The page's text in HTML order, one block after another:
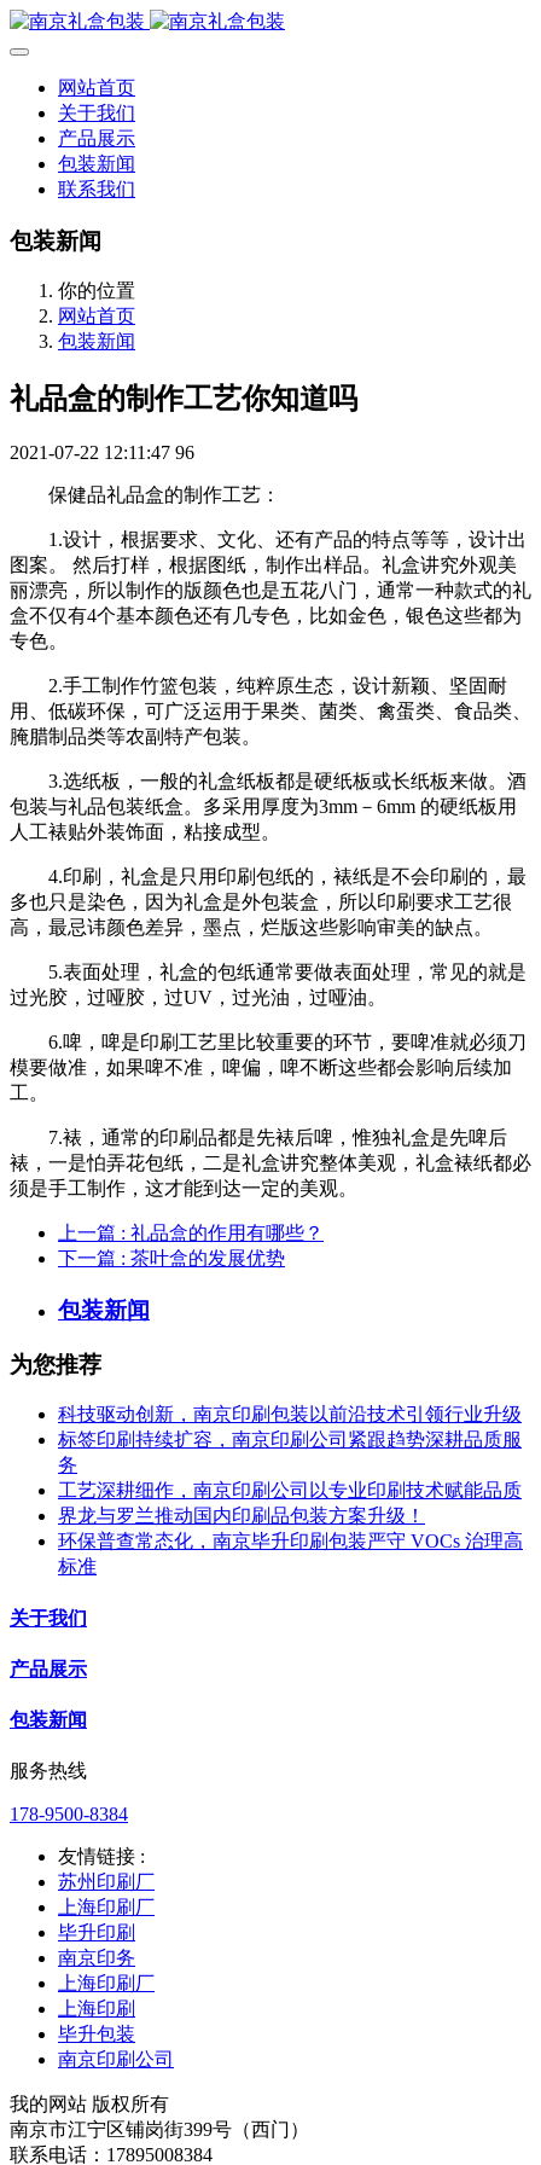
网站首页
关于我们
产品展示
包装新闻
联系我们
包装新闻
你的位置
网站首页
包装新闻
礼品盒的制作工艺你知道吗
2021-07-22 12:11:47 96
保健品礼品盒的制作工艺：
1.设计，根据要求、文化、还有产品的特点等等，设计出
图案。 然后打样，根据图纸，制作出样品。礼盒讲究外观美
丽漂亮，所以制作的版颜色也是五花八门，通常一种款式的礼
盒不仅有4个基本颜色还有几专色，比如金色，银色这些都为
专色。
2.手工制作竹篮包装，纯粹原生态，设计新颖、坚固耐
用、低碳环保，可广泛运用于果类、菌类、禽蛋类、食品类、
腌腊制品类等农副特产包装。
3.选纸板，一般的礼盒纸板都是硬纸板或长纸板来做。酒
包装与礼品包装纸盒。多采用厚度为3mm－6mm 的硬纸板用
人工裱贴外装饰面，粘接成型。
4.印刷，礼盒是只用印刷包纸的，裱纸是不会印刷的，最
多也只是染色，因为礼盒是外包装盒，所以印刷要求工艺很
高，最忌讳颜色差异，墨点，烂版这些影响审美的缺点。
5.表面处理，礼盒的包纸通常要做表面处理，常见的就是
过光胶，过哑胶，过UV，过光油，过哑油。
6.啤，啤是印刷工艺里比较重要的环节，要啤准就必须刀
模要做准，如果啤不准，啤偏，啤不断这些都会影响后续加
工。
7.裱，通常的印刷品都是先裱后啤，惟独礼盒是先啤后
裱，一是怕弄花包纸，二是礼盒讲究整体美观，礼盒裱纸都必
须是手工制作，这才能到达一定的美观。
上一篇 : 礼品盒的作用有哪些？
下一篇 : 茶叶盒的发展优势
包装新闻
为您推荐
科技驱动创新，南京印刷包装以前沿技术引领行业升级
标签印刷持续扩容，南京印刷公司紧跟趋势深耕品质服
务
工艺深耕细作，南京印刷公司以专业印刷技术赋能品质
界龙与罗兰推动国内印刷品包装方案升级！
环保普查常态化，南京毕升印刷包装严守 VOCs 治理高
标准
关于我们
产品展示
包装新闻
服务热线
178-9500-8384
友情链接 :
苏州印刷厂
上海印刷厂
毕升印刷
南京印务
上海印刷厂
上海印刷
毕升包装
南京印刷公司
我的网站 版权所有
南京市江宁区铺岗街399号（西门）
联系电话：17895008384